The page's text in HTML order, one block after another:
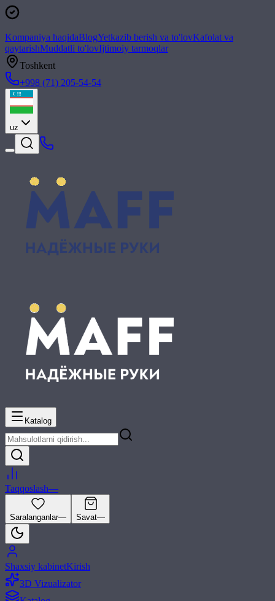
Kompaniya haqidaBlogYetkazib berish va to'lovKafolat va
qaytarishMuddatli to'lovIjtimoiy tarmoqlar
Toshkent
+998 (71) 205-54-54
uz
Katalog
Taqqoslash—
Saralanganlar— Savat—
Shaxsiy kabinetKirish
3D Vizualizator